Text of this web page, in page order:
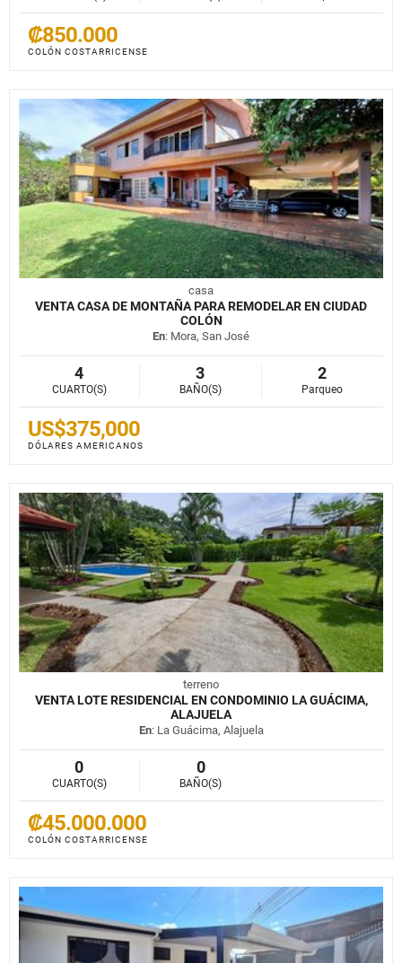
₡850.000
COLÓN COSTARRICENSE
casa
VENTA CASA DE MONTAÑA PARA REMODELAR EN CIUDAD
COLÓN
En: Mora, San José
4
CUARTO(S)
3
BAÑO(S)
2
Parqueo
US$375,000
DÓLARES AMERICANOS
terreno
VENTA LOTE RESIDENCIAL EN CONDOMINIO LA GUÁCIMA,
ALAJUELA
En: La Guácima, Alajuela
0
CUARTO(S)
0
BAÑO(S)
₡45.000.000
COLÓN COSTARRICENSE